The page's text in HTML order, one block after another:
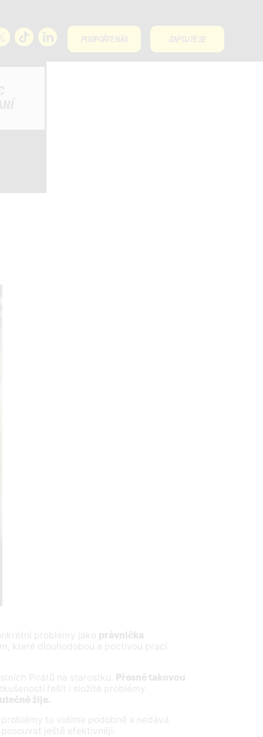
PODPOŘTE NÁS ZAPOJTE SE
problémy jako právnička
které dlouhodobou a poctivou prací
Pirátů na starostku.
Přesně takovou
řešit i složité problémy
žije.
problémy tu vidíme podobně a nedává
ještě efektivněji.